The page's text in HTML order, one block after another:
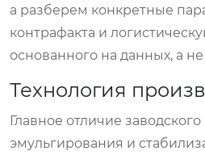
а разберем конкретные
контрафакта и
основанного на данных, а
Технология
Главное отличие
эмульгирования и